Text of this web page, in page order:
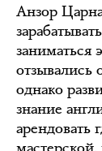
Анзор
отзывались
однако
знание
арендовать